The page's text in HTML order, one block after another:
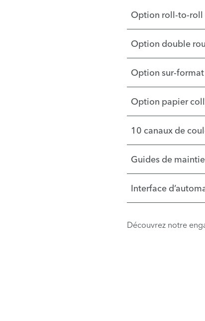
Option roll-to-roll
Option double
Option sur-format
Option papier
10 canaux de
Guides de
Interface
Découvrez notre